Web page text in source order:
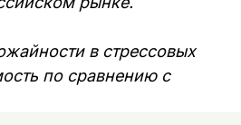
в стрессовых
по сравнению с